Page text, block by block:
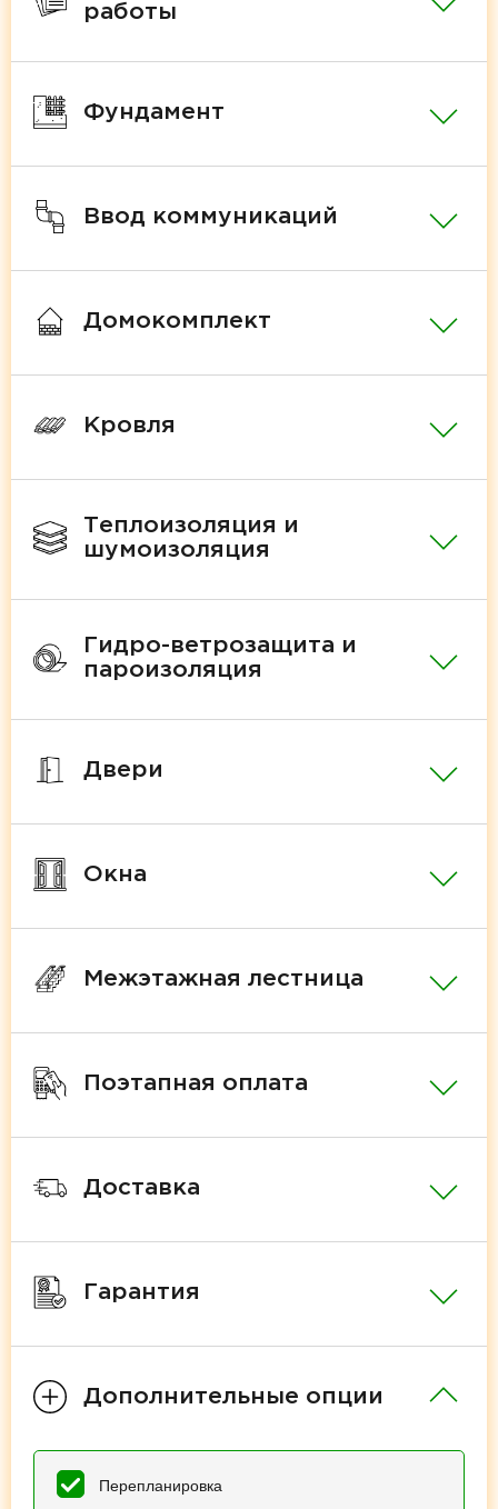
работы
Фундамент
Ввод коммуникаций
Домокомплект
Кровля
Теплоизоляция и
шумоизоляция
Гидро-ветрозащита и
пароизоляция
Двери
Окна
Межэтажная лестница
Поэтапная оплата
Доставка
Гарантия
Дополнительные опции
Перепланировка